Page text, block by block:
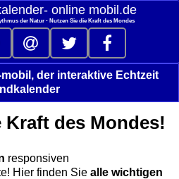
online mobil.de
der Natur - Nutzen Sie die Kraft des Mondes
der interaktive Echtzeit
Kraft des Mondes!
responsiven
Hier finden Sie alle wichtigen